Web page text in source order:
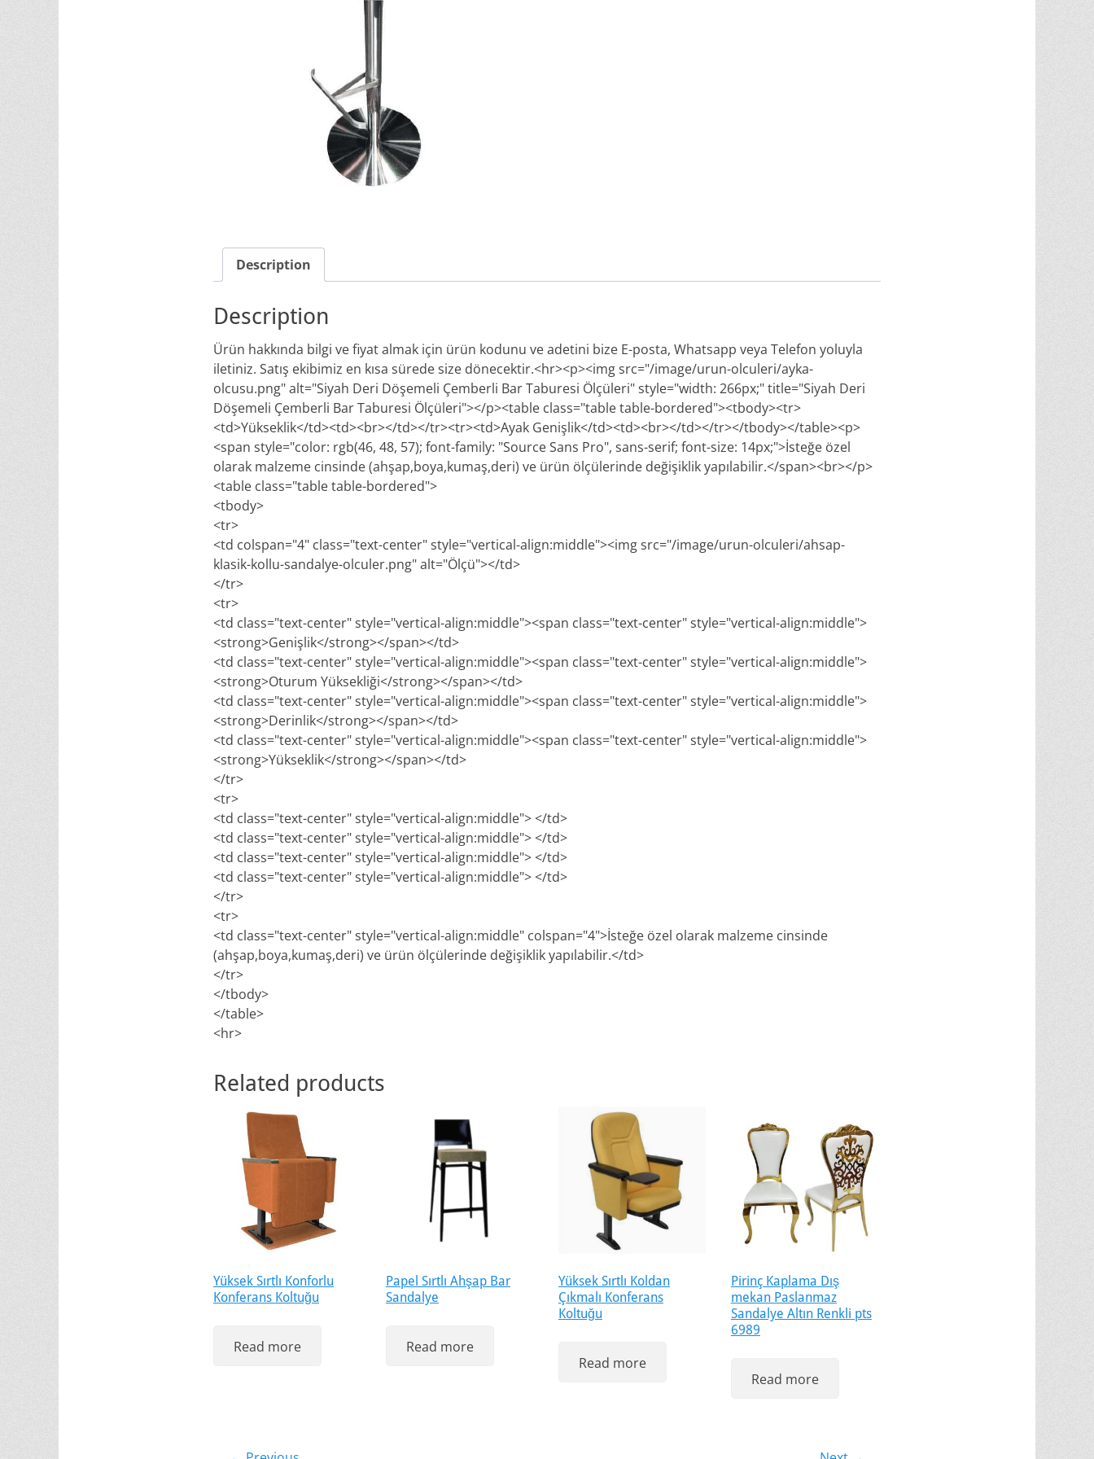
Description
Description
Ürün hakkında bilgi ve fiyat almak için ürün kodunu ve adetini bize E-posta, Whatsapp veya Telefon yoluyla
iletiniz. Satış ekibimiz en kısa sürede size dönecektir.<hr><p><img src="/image/urun-olculeri/ayka-
olcusu.png" alt="Siyah Deri Döşemeli Çemberli Bar Taburesi Ölçüleri" style="width: 266px;" title="Siyah Deri
Döşemeli Çemberli Bar Taburesi Ölçüleri"></p><table class="table table-bordered"><tbody><tr>
<td>Yükseklik</td><td><br></td></tr><tr><td>Ayak Genişlik</td><td><br></td></tr></tbody></table><p>
<span style="color: rgb(46, 48, 57); font-family: "Source Sans Pro", sans-serif; font-size: 14px;">İsteğe özel
olarak malzeme cinsinde (ahşap,boya,kumaş,deri) ve ürün ölçülerinde değişiklik yapılabilir.</span><br></p>
<table class="table table-bordered">
<tbody>
<tr>
<td colspan="4" class="text-center" style="vertical-align:middle"><img src="/image/urun-olculeri/ahsap-
klasik-kollu-sandalye-olculer.png" alt="Ölçü"></td>
</tr>
<tr>
<td class="text-center" style="vertical-align:middle"><span class="text-center" style="vertical-align:middle">
<strong>Genişlik</strong></span></td>
<td class="text-center" style="vertical-align:middle"><span class="text-center" style="vertical-align:middle">
<strong>Oturum Yüksekliği</strong></span></td>
<td class="text-center" style="vertical-align:middle"><span class="text-center" style="vertical-align:middle">
<strong>Derinlik</strong></span></td>
<td class="text-center" style="vertical-align:middle"><span class="text-center" style="vertical-align:middle">
<strong>Yükseklik</strong></span></td>
</tr>
<tr>
<td class="text-center" style="vertical-align:middle"> </td>
<td class="text-center" style="vertical-align:middle"> </td>
<td class="text-center" style="vertical-align:middle"> </td>
<td class="text-center" style="vertical-align:middle"> </td>
</tr>
<tr>
<td class="text-center" style="vertical-align:middle" colspan="4">İsteğe özel olarak malzeme cinsinde
(ahşap,boya,kumaş,deri) ve ürün ölçülerinde değişiklik yapılabilir.</td>
</tr>
</tbody>
</table>
<hr>
Related products
Yüksek Sırtlı Konforlu
Konferans Koltuğu
Read more
Papel Sırtlı Ahşap Bar
Sandalye
Read more
Yüksek Sırtlı Koldan
Çıkmalı Konferans
Koltuğu
Read more
Pirinç Kaplama Dış
mekan Paslanmaz
Sandalye Altın Renkli pts
6989
Read more